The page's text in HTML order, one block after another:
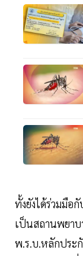
ทั้งยังได้ร่วมมือ
เป็นสถานพยาบ
พ.ร.บ.หลักประ